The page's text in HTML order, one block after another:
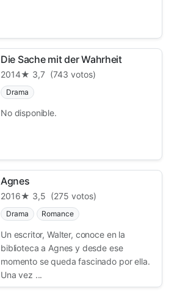
Die Sache mit der Wahrheit
2014★ 3,7 (743 votos)
Drama
No disponible.
Agnes
2016★ 3,5 (275 votos)
Drama Romance
Un escritor, Walter, conoce en la
biblioteca a Agnes y desde ese
momento se queda fascinado por ella.
Una vez ...